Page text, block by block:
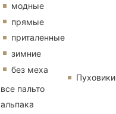
модные
прямые
приталенные
зимние
без меха
все пальто
альпака
Пуховики